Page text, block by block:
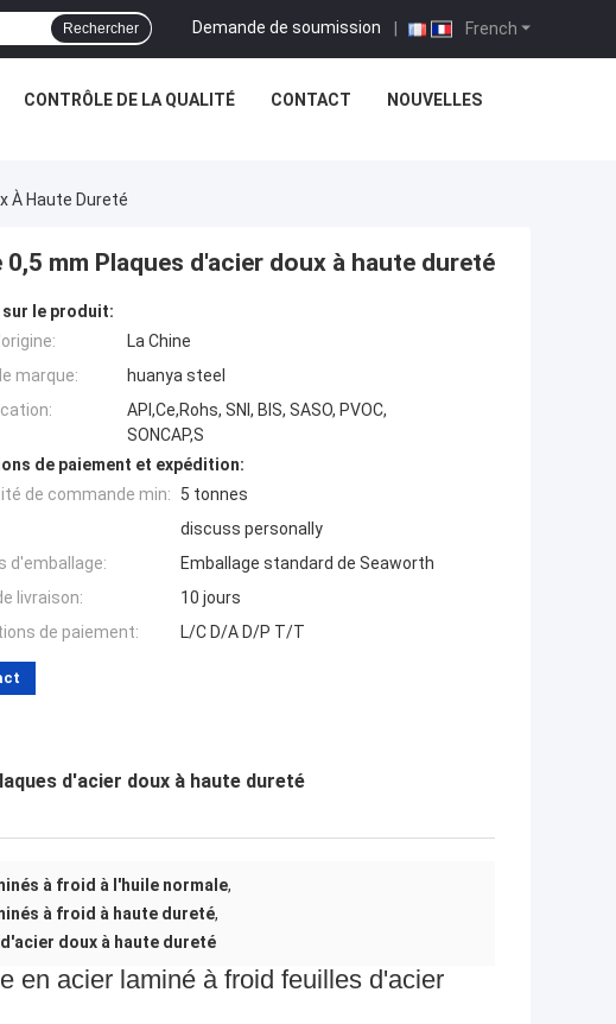
French
Demande de soumission |
Rechercher
CONTRÔLE DE LA QUALITÉ CONTACT NOUVELLES
À Haute Dureté
mm Plaques d'acier doux à haute dureté
sur le produit:
La Chine
marque:
huanya steel
API,Ce,Rohs, SNI, BIS, SASO, PVOC,
SONCAP,S
de paiement et expédition:
de commande min:
5 tonnes
discuss personally
d'emballage:
Emballage standard de Seaworth
livraison:
10 jours
de paiement:
L/C D/A D/P T/T
d'acier doux à haute dureté
à froid à l'huile normale,
à froid à haute dureté,
doux à haute dureté
en acier laminé à froid feuilles d'acier